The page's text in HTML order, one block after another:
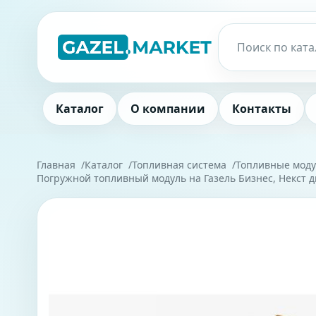
Каталог О компании Контакты
Главная Каталог Топливная система
Топливные
Погружной топливный модуль на Газель Бизнес, Некст